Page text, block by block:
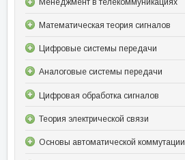
Математическая теория сигналов
Цифровые системы передачи
Аналоговые системы передачи
Цифровая обработка сигналов
Теория электрической связи
Основы автоматической коммутации